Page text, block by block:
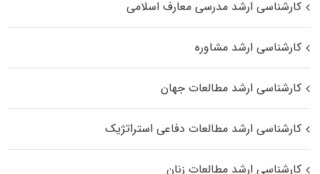
کارشناسی ارشد مدرسی معارف اسلامی
کارشناسی ارشد مشاوره
کارشناسی ارشد مطالعات جهان
کارشناسی ارشد مطالعات دفاعی استراتژیک
کارشناسی ارشد مطالعات زنان